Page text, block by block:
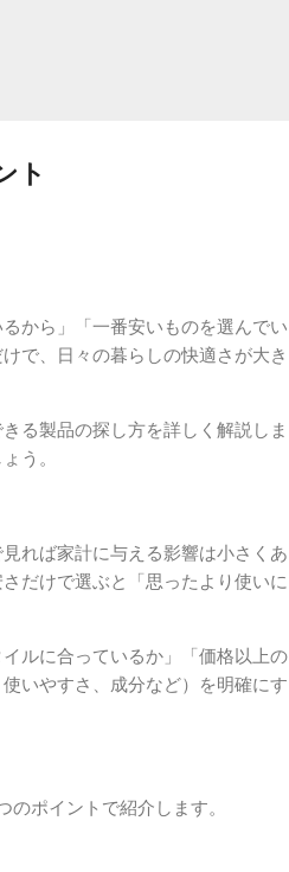
ト
から」「一番安いものを選んでい
で、日々の暮らしの快適さが大き
る製品の探し方を詳しく解説しま
う。
れば家計に与える影響は小さくあ
だけで選ぶと「思ったより使いに
ルに合っているか」「価格以上の
いやすさ、成分など）を明確にす
ポイントで紹介します。